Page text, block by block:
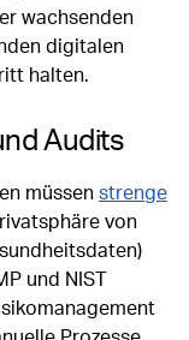
wachsenden
digitalen
halten.
Audits
müssen strenge
von
und NIST